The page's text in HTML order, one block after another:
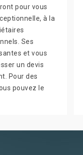
pour vous
à la
Ses
et vous
un devis
Pour des
pouvez le